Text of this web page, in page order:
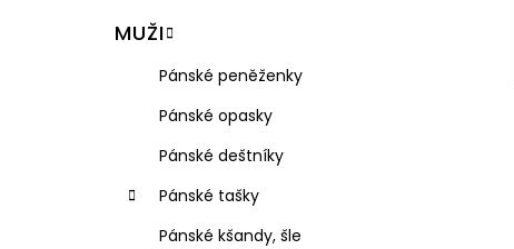
MUŽI
Pánské peněženky
Pánské opasky
Pánské deštníky
Pánské tašky
Pánské kšandy, šle
VISAČKA NA KUFR PLASTOVÁ RGL
49 Kč